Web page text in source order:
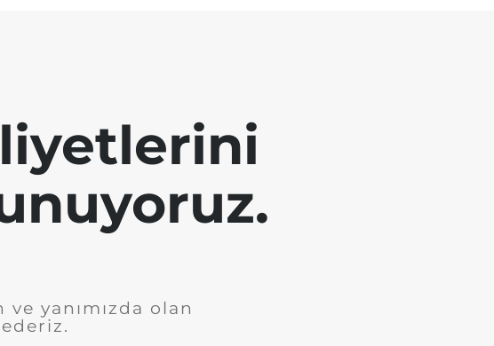
yanımızda olan